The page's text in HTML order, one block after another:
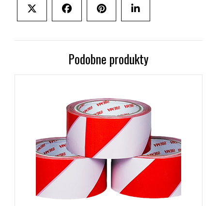
on
(Twitter)
Share
on
Share
on
Share
on
Podobne produkty